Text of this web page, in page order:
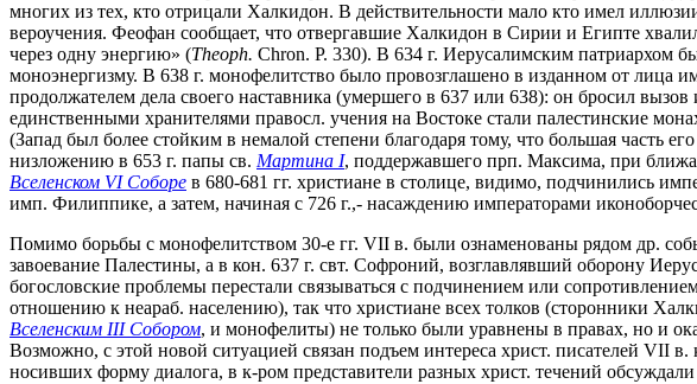
многих из тех, кто отрицали Халкидон. В действительности мало кто имел
вероучения. Феофан сообщает, что отвергавшие Халкидон в Сирии и Египте
через одну энергию» (Theoph. Сhron. P. 330). В 634 г. Иерусалимским патриархом
моноэнергизму. В 638 г. монофелитство было провозглашено в изданном от
продолжателем дела своего наставника (умершего в 637 или 638): он бросил
единственными хранителями правосл. учения на Востоке стали палестинские
(Запад был более стойким в немалой степени благодаря тому, что большая часть
низложению в 653 г. папы св. Мартина I, поддержавшего прп. Максима, при
Вселенском VI Соборе в 680-681 гг. христиане в столице, видимо, подчинились
имп. Филиппике, а затем, начиная с 726 г.,- насаждению императорами
Помимо борьбы с монофелитством 30-е гг. VII в. были ознаменованы рядом др.
завоевание Палестины, а в кон. 637 г. свт. Софроний, возглавлявший оборону
богословские проблемы перестали связываться с подчинением или
отношению к неараб. населению), так что христиане всех толков (сторонники
Вселенским III Собором, и монофелиты) не только были уравнены в правах, но и
Возможно, с этой новой ситуацией связан подъем интереса христ. писателей VII
носивших форму диалога, в к-ром представители разных христ. течений